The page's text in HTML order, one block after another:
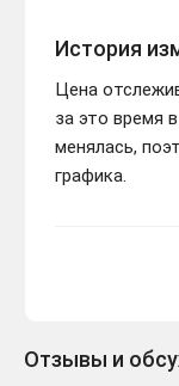
История
Цена
за это время
менялась,
графика.
Отзывы и